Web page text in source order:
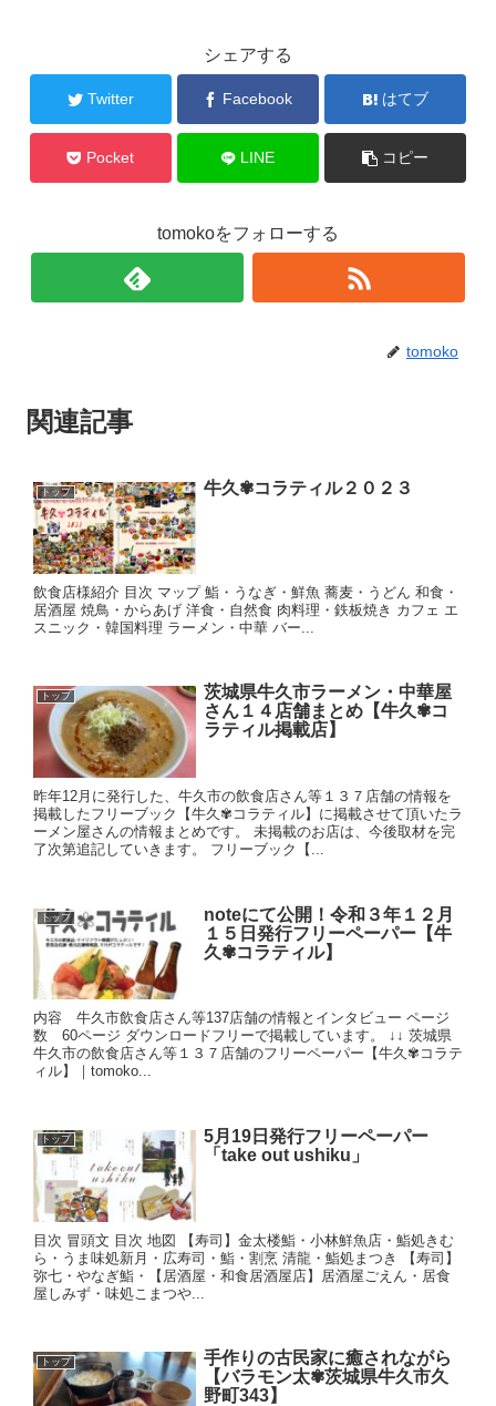
シェアする
Twitter Facebook はてブ
Pocket LINE コピー
tomokoをフォローする
tomoko
関連記事
トップ 牛久✾コラティル２０２３
飲食店様紹介 目次 マップ 鮨・うなぎ・鮮魚 蕎麦・うどん 和食・
居酒屋 焼鳥・からあげ 洋食・自然食 肉料理・鉄板焼き カフェ エ
スニック・韓国料理 ラーメン・中華 バー...
トップ
茨城県牛久市ラーメン・中華屋
さん１４店舗まとめ【牛久✾コ
ラティル掲載店】
昨年12月に発行した、牛久市の飲食店さん等１３７店舗の情報を
掲載したフリーブック【牛久✾コラティル】に掲載させて頂いたラ
ーメン屋さんの情報まとめです。 未掲載のお店は、今後取材を完
了次第追記していきます。 フリーブック【...
トップ
noteにて公開！令和３年１２月
１５日発行フリーペーパー【牛
久✾コラティル】
内容 牛久市飲食店さん等137店舗の情報とインタビュー ページ
数 60ページ ダウンロードフリーで掲載しています。 ↓↓ 茨城県
牛久市の飲食店さん等１３７店舗のフリーペーパー【牛久✾コラテ
ィル】｜tomoko...
トップ
5月19日発行フリーペーパー
「take out ushiku」
目次 冒頭文 目次 地図 【寿司】金太楼鮨・小林鮮魚店・鮨処きむ
ら・うま味処新月・広寿司・鮨・割烹 清龍・鮨処まつき 【寿司】
弥七・やなぎ鮨・【居酒屋・和食居酒屋店】居酒屋ごえん・居食
屋しみず・味処こまつや...
トップ
手作りの古民家に癒されながら
【バラモン太✾茨城県牛久市久
野町343】